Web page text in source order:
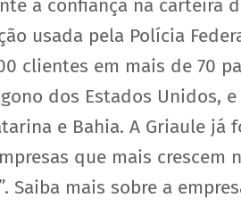
a confiança na carteira
usada pela Polícia
clientes em mais de 70
dos Estados Unidos,
e Bahia. A Griaule
que mais crescem
Saiba mais sobre a